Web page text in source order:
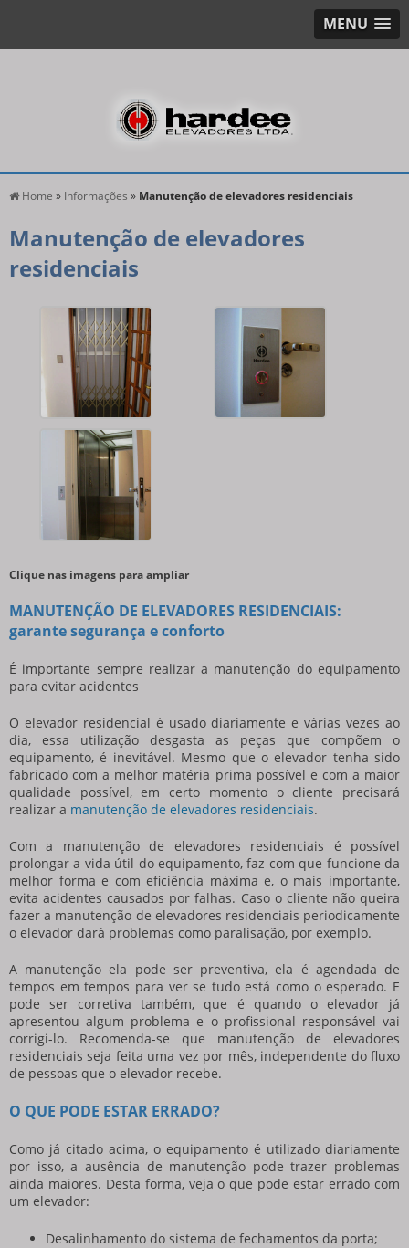
MENU
Home » Informações » Manutenção de elevadores residenciais
Manutenção de elevadores
residenciais
Clique nas imagens para ampliar
MANUTENÇÃO DE ELEVADORES RESIDENCIAIS:
garante segurança e conforto
É importante sempre realizar a manutenção do equipamento
para evitar acidentes
O elevador residencial é usado diariamente e várias vezes ao
dia, essa utilização desgasta as peças que compõem o
equipamento, é inevitável. Mesmo que o elevador tenha sido
fabricado com a melhor matéria prima possível e com a maior
qualidade possível, em certo momento o cliente precisará
realizar a manutenção de elevadores residenciais.
Com a manutenção de elevadores residenciais é possível
prolongar a vida útil do equipamento, faz com que funcione da
melhor forma e com eficiência máxima e, o mais importante,
evita acidentes causados por falhas. Caso o cliente não queira
fazer a manutenção de elevadores residenciais periodicamente
o elevador dará problemas como paralisação, por exemplo.
A manutenção ela pode ser preventiva, ela é agendada de
tempos em tempos para ver se tudo está como o esperado. E
pode ser corretiva também, que é quando o elevador já
apresentou algum problema e o profissional responsável vai
corrigi-lo. Recomenda-se que manutenção de elevadores
residenciais seja feita uma vez por mês, independente do fluxo
de pessoas que o elevador recebe.
O QUE PODE ESTAR ERRADO?
Como já citado acima, o equipamento é utilizado diariamente
por isso, a ausência de manutenção pode trazer problemas
ainda maiores. Desta forma, veja o que pode estar errado com
um elevador:
Desalinhamento do sistema de fechamentos da porta;